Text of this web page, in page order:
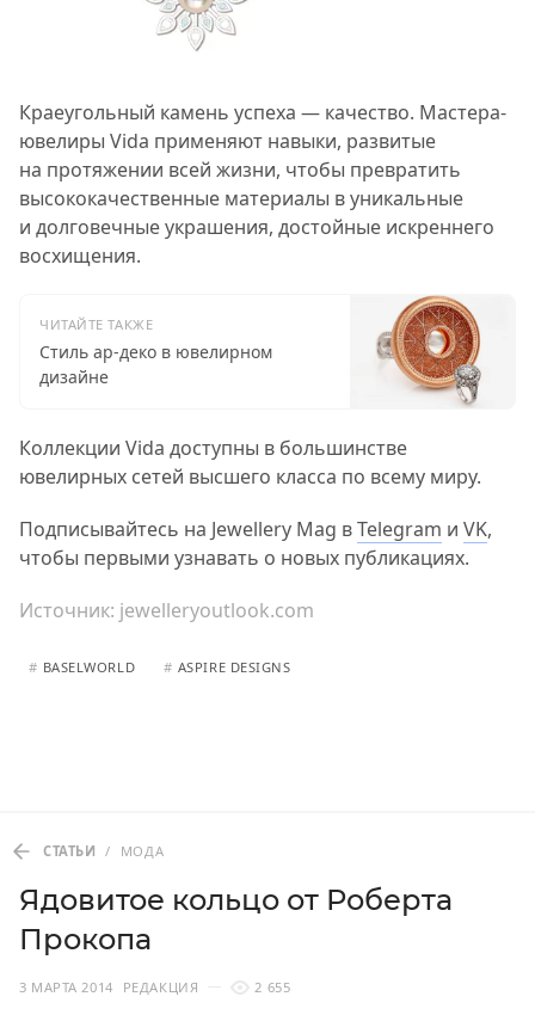
Краеугольный камень успеха — качество. Мастера-
ювелиры Vida применяют навыки, развитые
на протяжении всей жизни, чтобы превратить
высококачественные материалы в уникальные
и долговечные украшения, достойные искреннего
восхищения.
ЧИТАЙТЕ ТАКЖЕ
Стиль ар-деко в ювелирном
дизайне
Коллекции Vida доступны в большинстве
ювелирных сетей высшего класса по всему миру.
Подписывайтесь на Jewellery Mag вTelegram и VK,
чтобы первыми узнавать о новых публикациях.
Источник: jewelleryoutlook.com
# BASELWORLD # ASPIRE DESIGNS
СТАТЬИ / МОДА
Ядовитое кольцо от Роберта
Прокопа
3 МАРТА 2014 РЕДАКЦИЯ 2 655